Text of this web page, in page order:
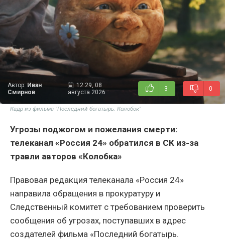
Автор: Иван
Смирнов
12:29, 08
августа 2026
3 0
Кадр из фильма "Последний богатырь. Колобок"
Угрозы поджогом и пожелания смерти:
телеканал «Россия 24» обратился в СК из-за
травли авторов «Колобка»
Правовая редакция телеканала «Россия 24»
направила обращения в прокуратуру и
Следственный комитет с требованием проверить
сообщения об угрозах, поступавших в адрес
создателей фильма «Последний богатырь.